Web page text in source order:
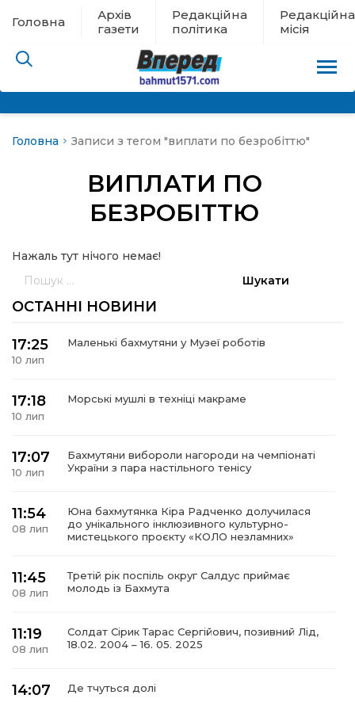
Головна
Архів
газети
Редакційна
політика
Редакційна
місія
евакуації
політика
Головна Записи з тегом "виплати по безробіттю"
ВИПЛАТИ ПО
БЕЗРОБІТТЮ
Нажаль тут нічого немає!
ОСТАННІ НОВИНИ
17:25
10 лип
Маленькі бахмутяни у Музеї роботів
17:18
10 лип
Морські мушлі в техніці макраме
17:07
10 лип
Бахмутяни вибороли нагороди на чемпіонаті
України з пара настільного тенісу
11:54
08 лип
Юна бахмутянка Кіра Радченко долучилася
до унікального інклюзивного культурно-
мистецького проєкту «КОЛО незламних»
11:45
08 лип
Третій рік поспіль округ Салдус приймає
молодь із Бахмута
11:19
08 лип
Солдат Сірик Тарас Сергійович, позивний Лід,
18.02. 2004 – 16. 05. 2025
14:07 Де тчуться долі